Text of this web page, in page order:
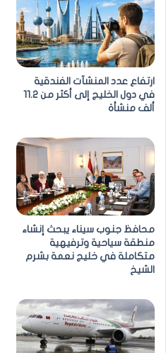
ارتفاع عدد المنشآت الفندقية
في دول الخليج إلى أكثر من 11.2
ألف منشأة
محافظ جنوب سيناء يبحث إنشاء
منطقة سياحية وترفيهية
متكاملة في خليج نعمة بشرم
الشيخ